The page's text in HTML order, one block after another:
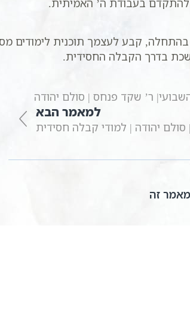
להתקדם בעבודת ה’ האמיתית.
קבע לעצמך תוכנית לימודים
בדרך הקבלה החסידית.
ר’ שקד פנחס | סולם יהודה
למאמר הבא
יהודה | למודי קבלה חסידית
זה